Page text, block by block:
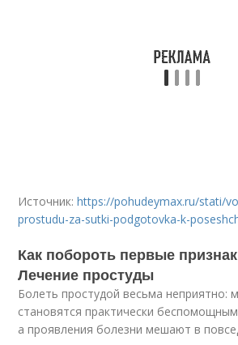
Источник:https://pohudeymax.ru/stati/
prostudu-za-sutki-podgotovka-k-
Как побороть первые
Лечение простуды
Болеть простудой весьма неприятно:
становятся практически
а проявления болезни мешают в